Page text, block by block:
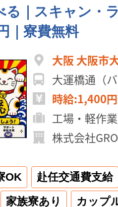
る｜スキャン・
｜寮費無料
大阪 大阪市
大運橋通（
時給:1,400
工場・軽作
株式会社
OK
赴任交通費支給
家族寮あり カップ